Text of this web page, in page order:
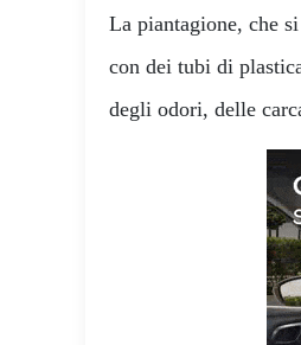
La piantagione, che
con dei tubi di
degli odori, delle